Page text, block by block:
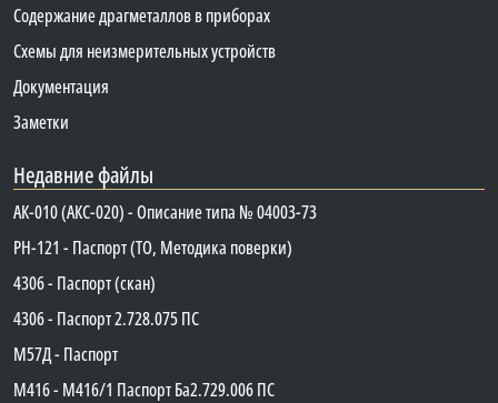
Содержание драгметаллов в приборах
Схемы для неизмерительных устройств
Документация
Заметки
Недавние файлы
АК-010 (АКС-020) - Описание типа № 04003-73
PH-121 - Паспорт (ТО, Методика поверки)
4306 - Паспорт (скан)
4306 - Паспорт 2.728.075 ПС
М57Д - Паспорт
М416 - М416/1 Паспорт Ба2.729.006 ПС